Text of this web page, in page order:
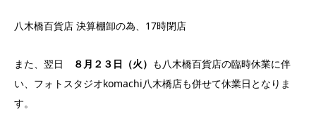
八木橋百貨店 決算棚卸の為、17時閉店
また、翌日 ８月２３日（火） も八木橋百貨店の臨時休業に伴
い、フォトスタジオkomachi八木橋店も併せて休業日となりま
す。